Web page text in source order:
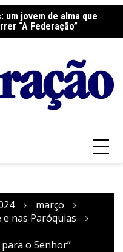
um jovem de alma que
“A Federação”
março
e nas Paróquias
o Senhor”